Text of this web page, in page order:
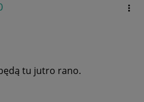
tu jutro rano.